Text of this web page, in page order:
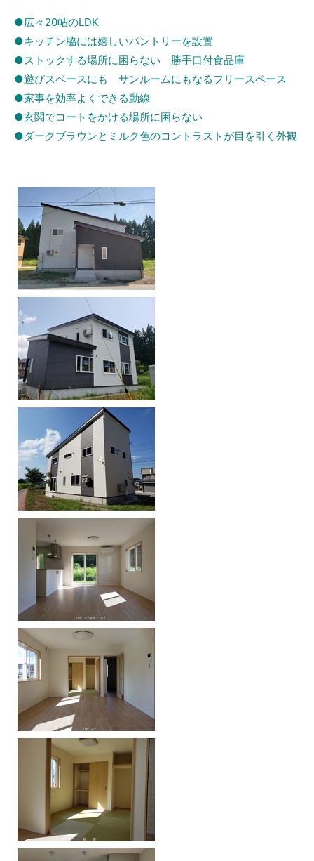
●広々20帖のLDK
●キッチン脇には嬉しいパントリーを設置
●ストックする場所に困らない 勝手口付食品庫
●遊びスペースにも サンルームにもなるフリースペース
●家事を効率よくできる動線
●玄関でコートをかける場所に困らない
●ダークブラウンとミルク色のコントラストが目を引く外観